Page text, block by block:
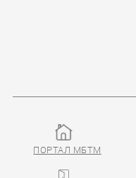
ПОРТАЛ МБТМ